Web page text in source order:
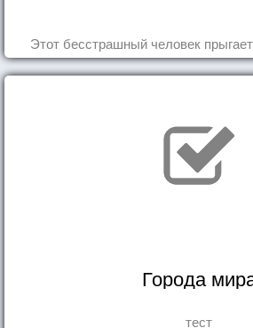
Этот бесстрашный человек
Города
тест